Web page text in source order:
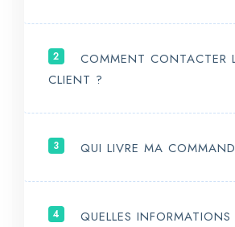
2
COMMENT CONTACTER
CLIENT ?
3 QUI LIVRE MA
4
QUELLES INFORMATIONS